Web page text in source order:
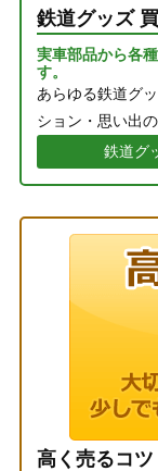
鉄道グッズ
実車部品から各
す。
あらゆる鉄道グ
ション・思い出
鉄道グ
高く売るコツ